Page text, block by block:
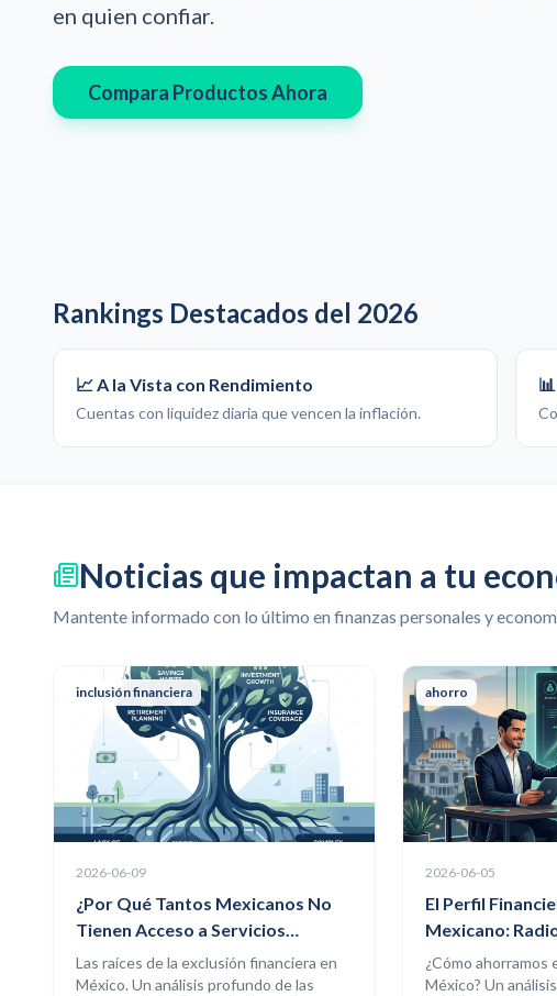
en quien confiar.
Compara Productos Ahora
Rankings Destacados del 2026
📈 A la Vista con Rendimiento
Cuentas con liquidez diaria que vencen la inflación.
Noticias que impactan a tu
Mantente informado con lo último en finanzas personales y
inclusión financiera
2026-06-09
¿Por Qué Tantos Mexicanos No
Tienen Acceso a Servicios
Financieros?
Las raíces de la exclusión financiera en
México. Un análisis profundo de las
ahorro
2026-06-05
El Perfil
Mexicano:
Cultura
¿Cómo ahorramos
México? Un